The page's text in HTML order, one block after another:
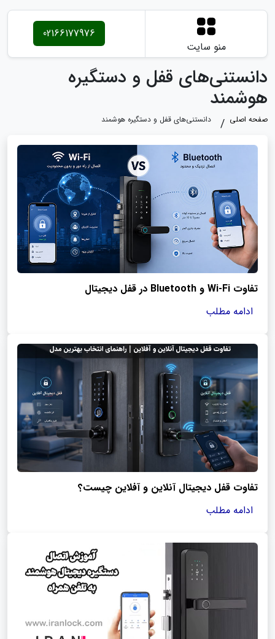
منو سایت
02166177976
دانستنی‌های قفل و دستگیره
هوشمند
صفحه اصلی دانستنی‌های قفل و دستگیره هوشمند
تفاوت Wi-Fi و Bluetooth در قفل دیجیتال
ادامه مطلب
تفاوت قفل دیجیتال آنلاین و آفلاین چیست؟
ادامه مطلب